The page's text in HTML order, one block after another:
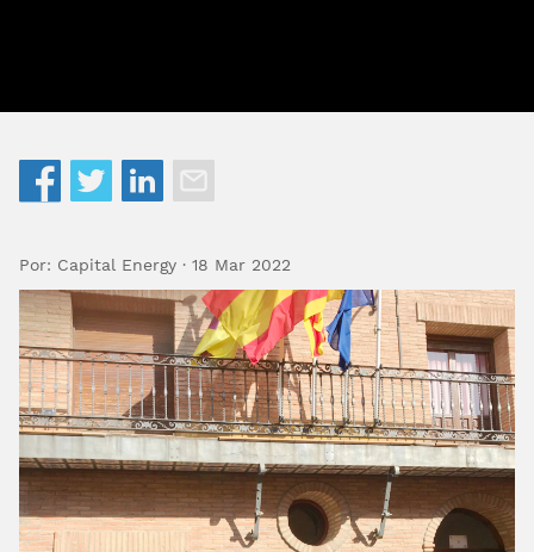
Por: Capital Energy · 18 Mar 2022